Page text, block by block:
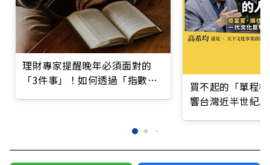
理財專家提醒晚年必須面對的
「3件事」！如何透過「指數化
買不起的「單程
響台灣近半世紀